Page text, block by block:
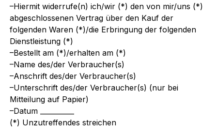
–Hiermit widerrufe(n) ich/wir (*) den von mir/uns (*)
abgeschlossenen Vertrag über den Kauf der
folgenden Waren (*)/die Erbringung der folgenden
Dienstleistung (*)
–Bestellt am (*)/erhalten am (*)
–Name des/der Verbraucher(s)
–Anschrift des/der Verbraucher(s)
–Unterschrift des/der Verbraucher(s) (nur bei
Mitteilung auf Papier)
–Datum __________
(*) Unzutreffendes streichen